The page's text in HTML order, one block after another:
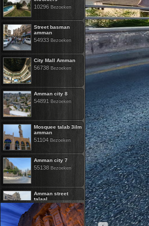
10296 Bezoeken
Street basman
amman
54933 Bezoeken
City Mall Amman
56738 Bezoeken
Amman city 8
54891 Bezoeken
Mosquee talab 3ilm
amman
51104 Bezoeken
Amman city 7
55138 Bezoeken
Amman street
talaal
46480Bezoeken